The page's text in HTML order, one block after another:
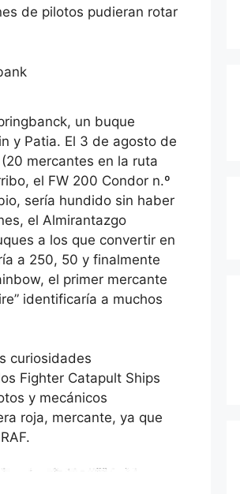
de pilotos pudieran rotar
un buque
y Patia. El 3 de agosto de
mercantes en la ruta
el FW 200 Condor n.º
sería hundido sin haber
el Almirantazgo
a los que convertir en
a 250, 50 y finalmente
el primer mercante
identificaría a muchos
curiosidades
Fighter Catapult Ships
y mecánicos
roja, mercante, ya que